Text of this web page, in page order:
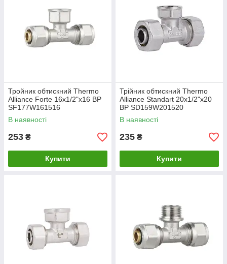
Тройник обтискний Thermo
Alliance Forte 16х1/2"х16 ВР
SF177W161516
В наявності
253 ₴
Купити
Трійник обтискний Thermo
Alliance Standart 20х1/2"х20
ВР SD159W201520
В наявності
235 ₴
Купити